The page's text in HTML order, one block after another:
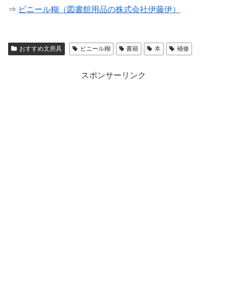
⇒ ビニール糊（図書館用品の株式会社伊藤伊）
おすすめ文房具 ビニール糊 書籍 本 補修
スポンサーリンク